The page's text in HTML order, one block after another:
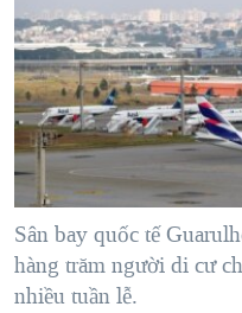
ĐỜI SỐNG
KINH TẾ
KHOA HỌC
SỨC KHOẺ
VĂN HOÁ
THỂ THAO
GIÁO DỤC
MỘT NĂM CHIẾN
GIẢI MÃ VÀNH ĐAI &
NGÀY TỊ NẠN THẾ GIỚI
TRỊNH VĨNH BÌNH -
GROUND ZERO – XƯA
CHI PHÍ CHIẾN TRANH
CÁC GIÁ TRỊ CỘNG HÒA
NGHE
MẠNG XÃ HỘI
Ngôn ngữ khác
Sân bay quốc tế
hàng trăm người di cư
nhiều tuần lễ.